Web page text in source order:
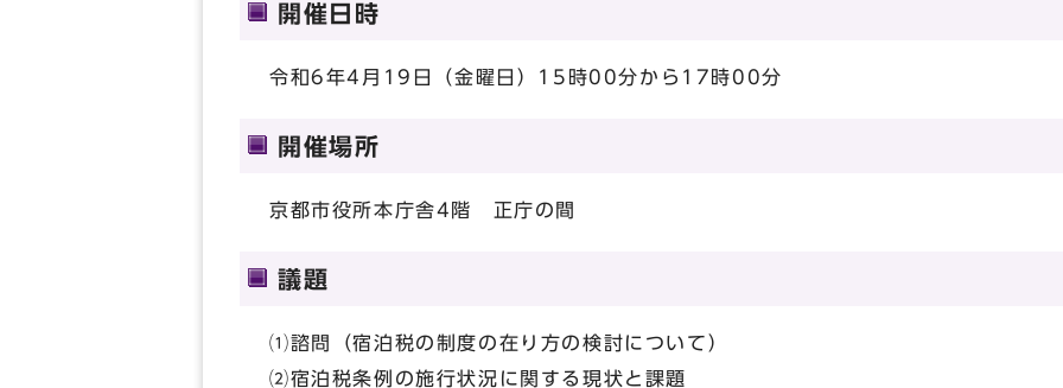
開催日時
令和6年4月19日（金曜日）15時00分から17時00分
開催場所
京都市役所本庁舎4階 正庁の間
議題
⑴諮問（宿泊税の制度の在り方の検討について）
⑵宿泊税条例の施行状況に関する現状と課題